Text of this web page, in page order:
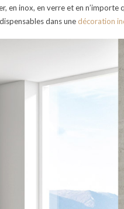
en inox, en verre et en
dans une décoration